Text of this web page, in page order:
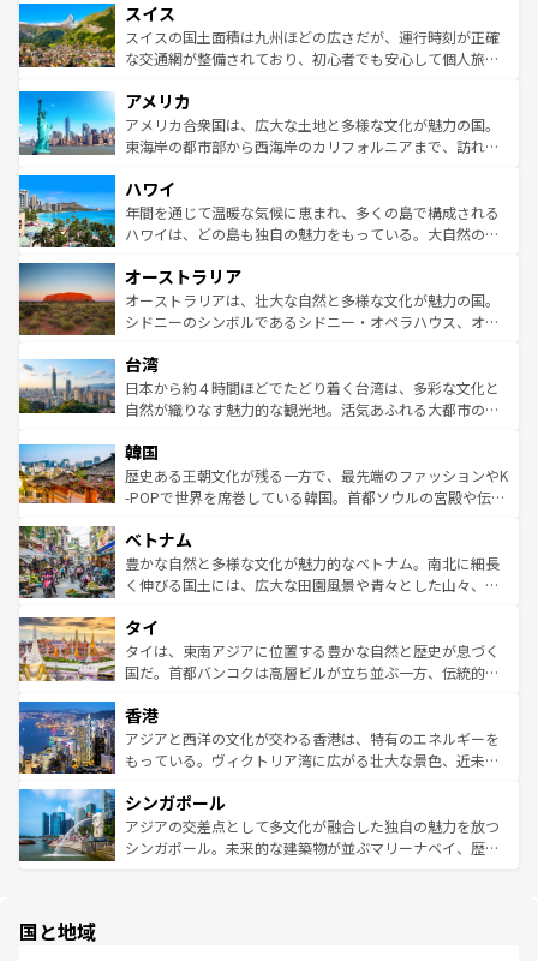
れる地方に足を運ぶとそれぞれで全く異なる文化を体験で
きるだろう。 なお、新着のフランス情報はコンテンツ一覧
を参照してほしい。
は、お酒好きな人にはぜひ体験してほしい。 なお、新着の
ドイツ情報はコンテンツ一覧を参照してほしい。
リアごとに異なる魅力がある。また、優雅なアフタヌーン
ティー、ビール好きにはたまらない英国パブ、サッカー観
戦など、本場だからこそできる体験も豊富。イギリスを旅
ンツ一覧を参照してほしい。
スイス
スイスの国土面積は九州ほどの広さだが、運行時刻が正確
な交通網が整備されており、初心者でも安心して個人旅行
の建物がそのまま残る町や、スイスならではのユニークな
博物館もあり、アルプス観光だけでなく町歩きも満喫する
ことができる。国民の所得が高いため物価も高いが、旅行
ば市内交通費無料で観光を楽しむこともできる。 なお、新
着のスイス情報はコンテンツ一覧 を参照してほしい。
アメリカ
アメリカ合衆国は、広大な土地と多様な文化が魅力の国。
東海岸の都市部から西海岸のカリフォルニアまで、訪れる
のような巨大都市は、観光、ショッピング、エンターテイ
ンメントが詰まった刺激的なスポットだ。一方、アメリカ
西部には大自然が広がり、グランドキャニオンやイエロー
部のニューオーリンズでは、音楽と美食が融合した独特の
文化が魅力。旅行者はアメリカの各地域で異なる魅力を楽
しみながら、その多様性と豊かな歴史を感じることができ
ならではの贅沢な旅のスタイルだ。 なお、新着のアメリカ
情報はコンテンツ一覧を参照してほしい。
ハワイ
年間を通じて温暖な気候に恵まれ、多くの島で構成される
ハワイは、どの島も独自の魅力をもっている。大自然の神
ワイ島は見逃せない。また、定番の観光地といえばオアフ
島だが、静かな自然を求めるならマウイ島やカウアイ島が
おすすめ。エメラルドグリーンに輝く海をはじめ、豊かな
れるおもてなしの心で訪れる人々を迎えてくれるハワイの
人々、おいしいローカルフードやハワイアンミュージッ
ク、伝統的なフラダンスなど、すべてがハワイの魅力を彩
ワイを、存分に味わってほしい。 なお、新着のハワイ情報
はコンテンツ一覧を参照してほしい。
オーストラリア
オーストラリアは、壮大な自然と多様な文化が魅力の国。
シドニーのシンボルであるシドニー・オペラハウス、オー
リアリーフや大陸中央部にそびえるウルル（エアーズロッ
ク）、タスマニアの美しい原生林やケアンズの熱帯雨林な
ど、見どころがたくさん。また、カフェやワイン、オージ
いる。アクティビティも充実しており、サーフィンやダイ
ビング、ハイキングなど、アウトドア好きにはたまらな
い。オーストラリアの多彩な魅力を存分に味わいつくそ
参照してほしい。
台湾
日本から約４時間ほどでたどり着く台湾は、多彩な文化と
自然が織りなす魅力的な観光地。活気あふれる大都市の台
ン）、静ひつな山岳地帯である台湾東部など、都市の喧騒
と山間の静けさが共存しており、訪れる人に新しい発見と
驚きをもたらしてくれる。また、奥深い台湾の食文化も魅
容にもいいと評判のスイーツなど、バラエティ豊かな料理
が味わえる。 なお、新着の台湾情報は コンテンツ一覧を参
照してほしい。
韓国
歴史ある王朝文化が残る一方で、最先端のファッションやK
-POPで世界を席巻している韓国。首都ソウルの宮殿や伝統
き、地方に足を延ばせば四季折々の自然美を楽しむことが
できる。そして、キムチや焼肉、絶品のストリートフード
まで、さまざまな韓国料理が待っている。夜には、韓国な
リティに包まれながら、韓国の多彩な魅力を心ゆくまで味
わってみてほしい。 なお、新着の韓国情報はコンテンツ一
覧を参照してほしい。
ベトナム
豊かな自然と多様な文化が魅力的なベトナム。南北に細長
く伸びる国土には、広大な田園風景や青々とした山々、世
急速な発展と共に伝統が息づく。ハノイの古い町並みやホ
ーチミン市のフランス統治時代の建物も、独特の雰囲気を
醸し出している。また、バラエティの豊かさとおいしさで
とつ。フォーやバインミー、ベトナムコーヒーなどは、ぜ
ひ現地で味わいたい。どの地域を訪れてもあたたかい人々
が旅行者を迎えてくれるので、きっと忘れられない旅にな
参照してほしい。
タイ
タイは、東南アジアに位置する豊かな自然と歴史が息づく
国だ。首都バンコクは高層ビルが立ち並ぶ一方、伝統的な
の活気が交差している。北部ではチェンマイなどの山岳地
帯で自然と触れ合い、南部ではプーケットやクラビの美し
いビーチでリゾート気分を楽しむことができる。タイ料理
激する。気候は一年中温暖で、どの季節にも異なる楽しみ
が待っている。親しみやすいタイの人々、仏教を中心とし
た文化、そして多様な観光資源が、訪れる旅人を魅了し続
香港
アジアと西洋の文化が交わる香港は、特有のエネルギーを
もっている。ヴィクトリア湾に広がる壮大な景色、近未来
み、どこを訪れても感動するはず。観光スポットが密集し
ており、効率よく見どころを回れるのも魅力。息をのむよ
うな絶景から文化的な体験まで、香港を存分に楽しみ尽く
シンガポール
アジアの交差点として多文化が融合した独自の魅力を放つ
シンガポール。未来的な建築物が並ぶマリーナベイ、歴史
国と地域